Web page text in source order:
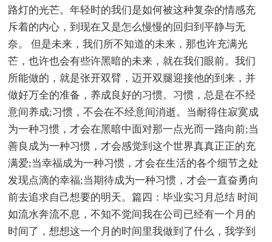
路灯的光芒。年轻时的我们是如何被这种复杂的情感充
斥着的内心，到现在又是怎么慢慢的回归到平静与无
奈。 但是未来，我们所不知道的未来，那也许充满光
芒，也许也会有些许黑暗的未来，就在我们眼前。我们
所能做的，就是张开双臂，迈开双腿迎接他的到来，并
做好万全的准备，养成良好的习惯。习惯，总是在不经
意间养成;习惯，不会在不经意间消逝。当耐得住寂寞成
为一种习惯，才会在黑暗中面对那一点光而一路向前;当
善良成为一种习惯，才会感觉到这个世界真真正正的充
满爱;当幸福成为一种习惯，才会在生活的各个细节之处
发现点滴的幸福;当期待成为一种习惯，才会一直奋勇向
前去追求自己想要的明天。篇四：毕业实习月总结 时间
如流水奔流不息，不知不觉间我在公司已经有一个月的
时间了，想想这一个月的时间里我做到了什么，我学到